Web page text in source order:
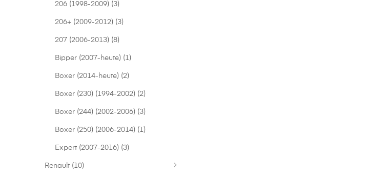
206 (1998-2009) (3)
206+ (2009-2012) (3)
207 (2006-2013) (8)
Bipper (2007-heute) (1)
Boxer (2014-heute) (2)
Boxer (230) (1994-2002) (2)
Boxer (244) (2002-2006) (3)
Boxer (250) (2006-2014) (1)
Expert (2007-2016) (3)
Renault (10)